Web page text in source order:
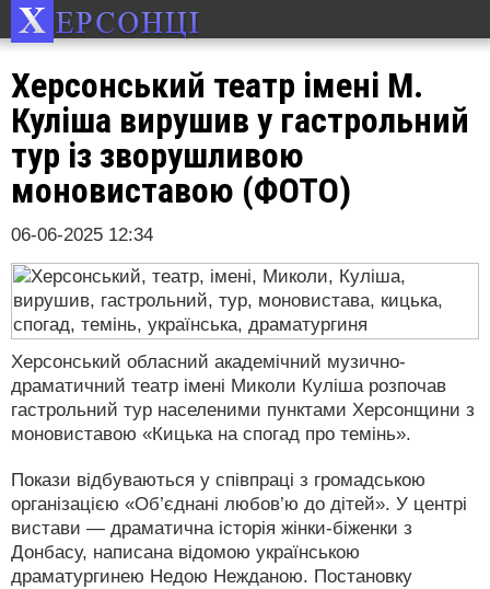
Херсонський театр імені М.
Куліша вирушив у гастрольний
тур із зворушливою
моновиставою (ФОТО)
06-06-2025 12:34
Херсонський обласний академічний музично-
драматичний театр імені Миколи Куліша розпочав
гастрольний тур населеними пунктами Херсонщини з
моновиставою «Кицька на спогад про темінь».
Покази відбуваються у співпраці з громадською
організацією «Об’єднані любов’ю до дітей». У центрі
вистави — драматична історія жінки-біженки з
Донбасу, написана відомою українською
драматургинею Недою Нежданою. Постановку